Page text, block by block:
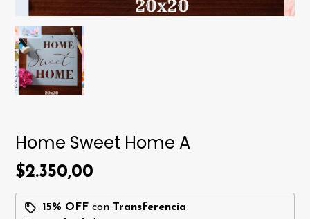
Home Sweet Home A
$2.350,00
15% OFF con Transferencia